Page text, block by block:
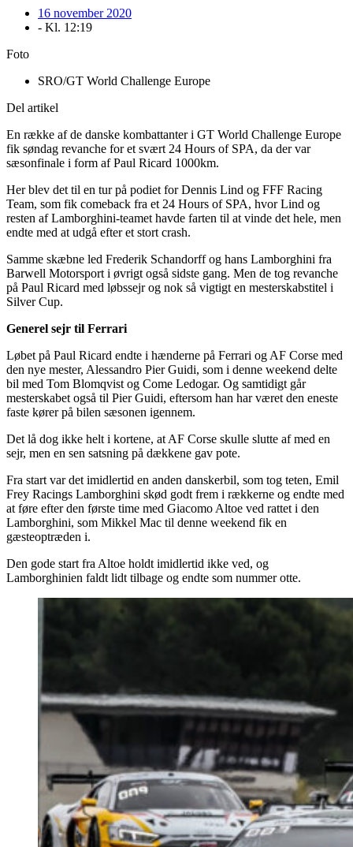
16 november 2020
- Kl. 12:19
Foto
SRO/GT World Challenge Europe
Del artikel
En række af de danske kombattanter i GT World Challenge Europe
fik søndag revanche for et svært 24 Hours of SPA, da der var
sæsonfinale i form af Paul Ricard 1000km.
Her blev det til en tur på podiet for Dennis Lind og FFF Racing
Team, som fik comeback fra et 24 Hours of SPA, hvor Lind og
resten af Lamborghini-teamet havde farten til at vinde det hele, men
endte med at udgå efter et stort crash.
Samme skæbne led Frederik Schandorff og hans Lamborghini fra
Barwell Motorsport i øvrigt også sidste gang. Men de tog revanche
på Paul Ricard med løbssejr og nok så vigtigt en mesterskabstitel i
Silver Cup.
Generel sejr til Ferrari
Løbet på Paul Ricard endte i hænderne på Ferrari og AF Corse med
den nye mester, Alessandro Pier Guidi, som i denne weekend delte
bil med Tom Blomqvist og Come Ledogar. Og samtidigt går
mesterskabet også til Pier Guidi, eftersom han har været den eneste
faste kører på bilen sæsonen igennem.
Det lå dog ikke helt i kortene, at AF Corse skulle slutte af med en
sejr, men en sen satsning på dækkene gav pote.
Fra start var det imidlertid en anden danskerbil, som tog teten, Emil
Frey Racings Lamborghini skød godt frem i rækkerne og endte med
at føre efter den første time med Giacomo Altoe ved rattet i den
Lamborghini, som Mikkel Mac til denne weekend fik en
gæsteoptræden i.
Den gode start fra Altoe holdt imidlertid ikke ved, og
Lamborghinien faldt lidt tilbage og endte som nummer otte.